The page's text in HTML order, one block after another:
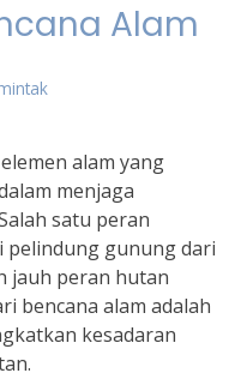
Alam
alam yang
menjaga
satu peran
pelindung gunung dari
jauh peran hutan
bencana alam adalah
kesadaran